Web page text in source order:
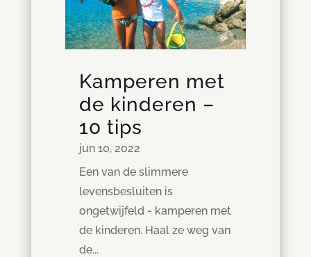
Kamperen met
de kinderen –
10 tips
jun 10, 2022
Een van de slimmere
levensbesluiten is
ongetwijfeld - kamperen met
de kinderen. Haal ze weg van
de...